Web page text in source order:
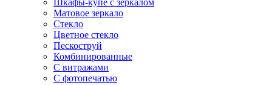
Шкафы-купе с зеркалом
Матовое зеркало
Стекло
Цветное стекло
Пескоструй
Комбинированные
С витражами
С фотопечатью